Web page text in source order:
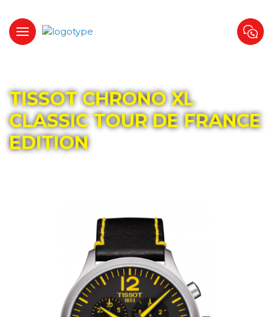
TISSOT CHRONO XL
CLASSIC TOUR DE FRANCE
EDITION